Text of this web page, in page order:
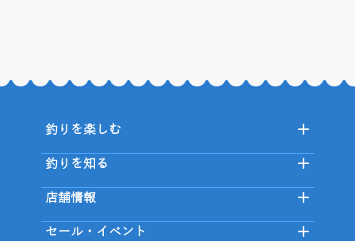
釣りを楽しむ
釣りを知る
店舗情報
セール・イベント